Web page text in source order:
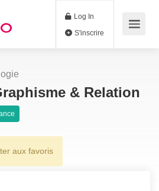
Log In
& Relation
aux favoris